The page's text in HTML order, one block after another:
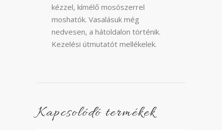
kézzel, kímélő mosószerrel
moshatók. Vasalásuk még
nedvesen, a hátoldalon történik.
Kezelési útmutatót mellékelek.
Kapcsolódó termékek